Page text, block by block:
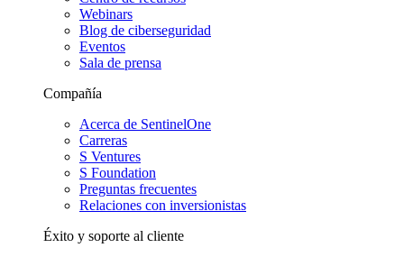
Webinars
Blog de ciberseguridad
Eventos
Sala de prensa
Compañía
Acerca de SentinelOne
Carreras
S Ventures
S Foundation
Preguntas frecuentes
Relaciones con inversionistas
Éxito y soporte al cliente